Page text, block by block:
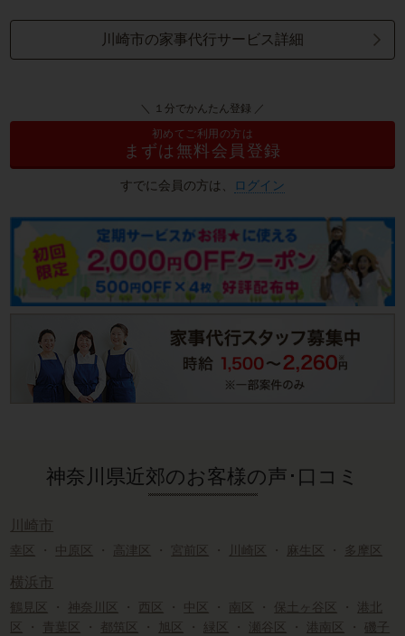
川崎市の家事代行サービス詳細
＼ １分でかんたん登録 ／
初めてご利用の方は
まずは無料会員登録
すでに会員の方は、 ログイン
神奈川県近郊のお客様の声･口コミ
川崎市
幸区 ・ 中原区 ・ 高津区 ・ 宮前区 ・ 川崎区 ・ 麻生区 ・ 多摩区
横浜市
鶴見区 ・ 神奈川区 ・ 西区 ・ 中区 ・ 南区 ・ 保土ヶ谷区 ・ 港北
区
・ 青葉区 ・ 都筑区 ・ 旭区 ・ 緑区 ・ 瀬谷区 ・ 港南区 ・ 磯子